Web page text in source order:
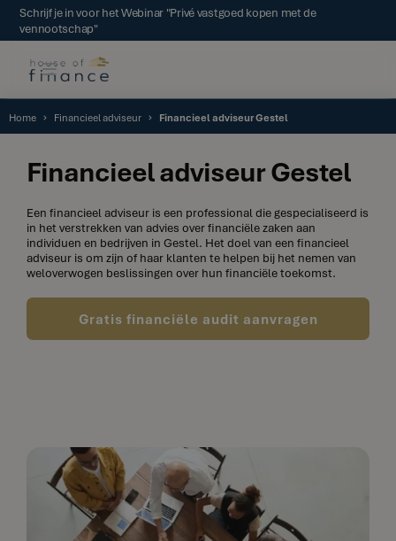
Schrijf je in voor het Webinar "Privé vastgoed kopen met de
vennootschap"
Home Financieel adviseur Financieel adviseur Gestel
Financieel adviseur Gestel
Een financieel adviseur is een professional die gespecialiseerd is
in het verstrekken van advies over financiële zaken aan
individuen en bedrijven in Gestel. Het doel van een financieel
adviseur is om zijn of haar klanten te helpen bij het nemen van
weloverwogen beslissingen over hun financiële toekomst.
Gratis financiële audit aanvragen